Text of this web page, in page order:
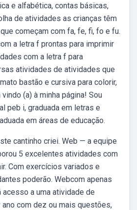
e alfabética, contas básicas,
de atividades as crianças têm
começam com fa, fe, fi, fo e fu.
a letra f prontas para imprimir
com a letra f para
atividades de atividades que
bastão e cursiva para colorir,
(a) à minha página! Sou
peb i, graduada em letras e
em áreas de educação.
cantinho criei. Web — a equipe
5 excelentes atividades com
Com exercícios variados e
poderão. Webcom apenas
acesso a uma atividade de
ano com dez ou mais questões,